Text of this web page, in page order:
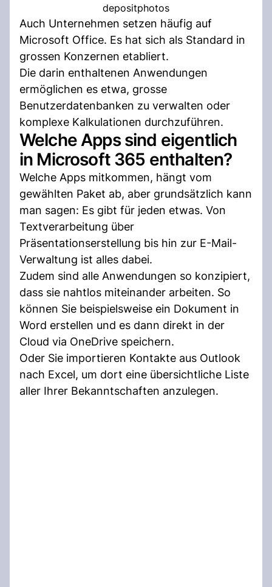
depositphotos
Auch Unternehmen setzen häufig auf
Microsoft Office. Es hat sich als Standard in
grossen Konzernen etabliert.
Die darin enthaltenen Anwendungen
ermöglichen es etwa, grosse
Benutzerdatenbanken zu verwalten oder
komplexe Kalkulationen durchzuführen.
Welche Apps sind eigentlich
in Microsoft 365 enthalten?
Welche Apps mitkommen, hängt vom
gewählten Paket ab, aber grundsätzlich kann
man sagen: Es gibt für jeden etwas. Von
Textverarbeitung über
Präsentationserstellung bis hin zur E-Mail-
Verwaltung ist alles dabei.
Zudem sind alle Anwendungen so konzipiert,
dass sie nahtlos miteinander arbeiten. So
können Sie beispielsweise ein Dokument in
Word erstellen und es dann direkt in der
Cloud via OneDrive speichern.
Oder Sie importieren Kontakte aus Outlook
nach Excel, um dort eine übersichtliche Liste
aller Ihrer Bekanntschaften anzulegen.